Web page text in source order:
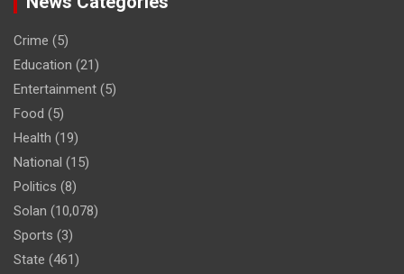
Crime (5)
Education (21)
Entertainment (5)
Food (5)
Health (19)
National (15)
Politics (8)
Solan (10,078)
Sports (3)
State (461)